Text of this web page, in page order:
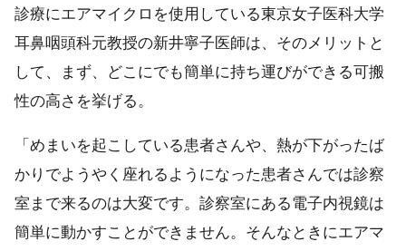
診療にエアマイクロを使用している東京女子医科大学
耳鼻咽頭科元教授の新井寧子医師は、そのメリットと
して、まず、どこにでも簡単に持ち運びができる可搬
性の高さを挙げる。
「めまいを起こしている患者さんや、熱が下がったば
かりでようやく座れるようになった患者さんでは診察
室まで来るのは大変です。診察室にある電子内視鏡は
簡単に動かすことができません。そんなときにエアマ